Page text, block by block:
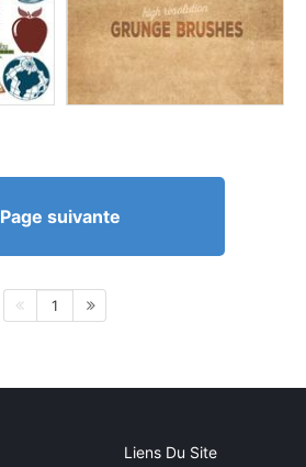
Page suivante
1
Liens Du Site